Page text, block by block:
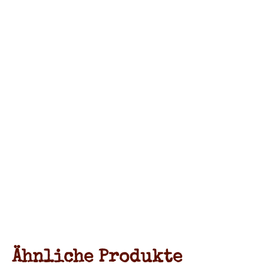
Ähnliche Produkte